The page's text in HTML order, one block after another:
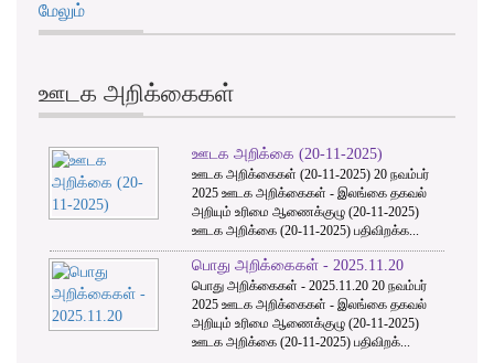
மேலும்
ஊடக அறிக்கைகள்
ஊடக அறிக்கை (20-11-2025)
ஊடக அறிக்கைகள் (20-11-2025) 20 நவம்பர்
2025 ஊடக அறிக்கைகள் - இலங்கை தகவல்
அறியும் உரிமை ஆணைக்குழு (20-11-2025)
ஊடக அறிக்கை (20-11-2025) பதிவிறக்க...
பொது அறிக்கைகள் - 2025.11.20
பொது அறிக்கைகள் - 2025.11.20 20 நவம்பர்
2025 ஊடக அறிக்கைகள் - இலங்கை தகவல்
அறியும் உரிமை ஆணைக்குழு (20-11-2025)
ஊடக அறிக்கை (20-11-2025) பதிவிறக்...